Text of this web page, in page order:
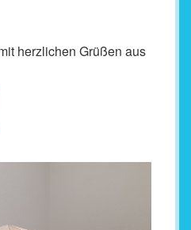
herzlichen Grüßen aus